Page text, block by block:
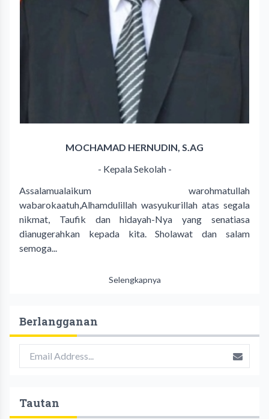
MOCHAMAD HERNUDIN, S.AG
- Kepala Sekolah -
Assalamualaikum warohmatullah
wabarokaatuh,Alhamdulillah wasyukurillah atas segala
nikmat, Taufik dan hidayah-Nya yang senatiasa
dianugerahkan kepada kita. Sholawat dan salam
semoga...
Selengkapnya
Berlangganan
Tautan